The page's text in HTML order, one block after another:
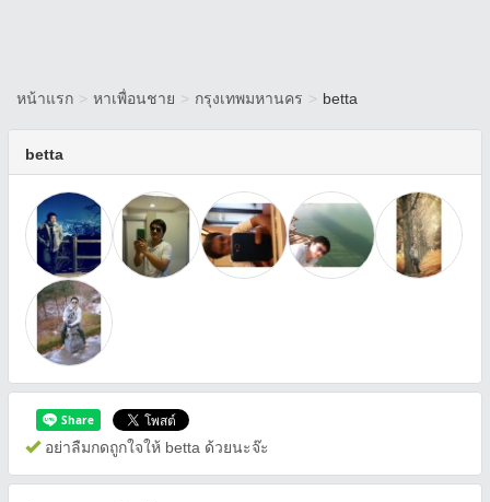
หน้าแรก > หาเพื่อนชาย > กรุงเทพมหานคร > betta
betta
อย่าลืมกดถูกใจให้ betta ด้วยนะจ๊ะ